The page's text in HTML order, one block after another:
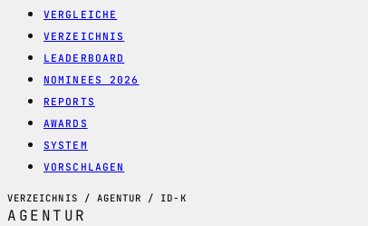
VERGLEICHE
VERZEICHNIS
LEADERBOARD
NOMINEES 2026
REPORTS
AWARDS
SYSTEM
VORSCHLAGEN
VERZEICHNIS / AGENTUR / ID-K
AGENTUR